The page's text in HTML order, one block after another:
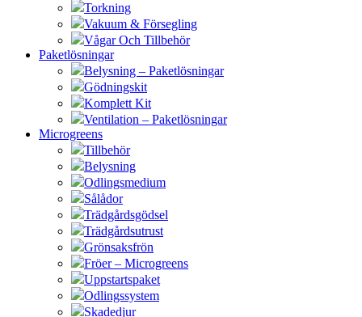
Torkning
Vakuum & Försegling
Vågar Och Tillbehör
Paketlösningar
Belysning – Paketlösningar
Gödningskit
Komplett Kit
Ventilation – Paketlösningar
Microgreens
Tillbehör
Belysning
Odlingsmedium
Sålådor
Trädgårdsgödsel
Trädgårdsutrust
Grönsaksfrön
Fröer – Microgreens
Uppstartspaket
Odlingssystem
Skadedjur